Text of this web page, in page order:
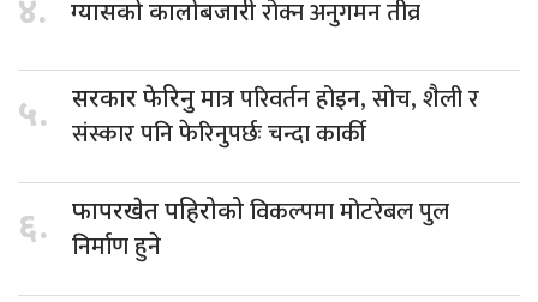
४. ग्यासको कालोबजारीरोक्न अनुगमन तीव्र
५. सरकार फेरिनुमात्र परिवर्तन होइन, सोच, शैली र
संस्कार पनि फेरिनुपर्छः चन्दा कार्की
६. फापरखेत पहिरोकोविकल्पमा मोटरेबल पुल
निर्माण हुने